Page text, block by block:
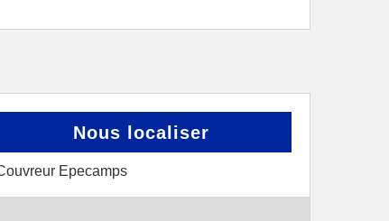
Nous localiser
Epecamps